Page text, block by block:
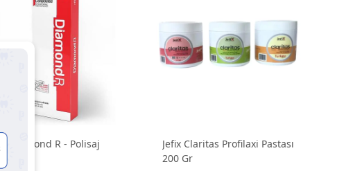
Diamond R - Polisaj
Jefix Claritas Profilaxi Pastası
200 Gr